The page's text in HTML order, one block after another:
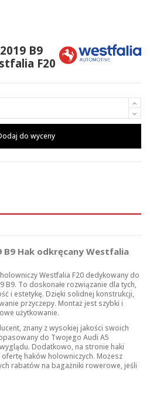
B9
F20
do wyceny
B9 Hak odkręcany Westfalia
Westfalia F20 dedykowany do
B9. To doskonałe rozwiązanie dla tych,
i estetykę. Dzięki solidnej konstrukcji,
przyczepy. Montaż jest szybki i
użytkowanie.
znany z wysokiej jakości swoich
do Twojego Audi A5
Dodatkowo, na stronie haki
haków holowniczych. Możesz
rabatów na bagażniki rowerowe, jeśli